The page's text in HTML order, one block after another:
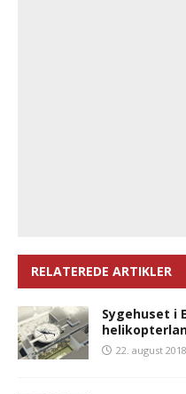
RELATEREDE ARTIKLER
Sygehuset i
22. august 2018